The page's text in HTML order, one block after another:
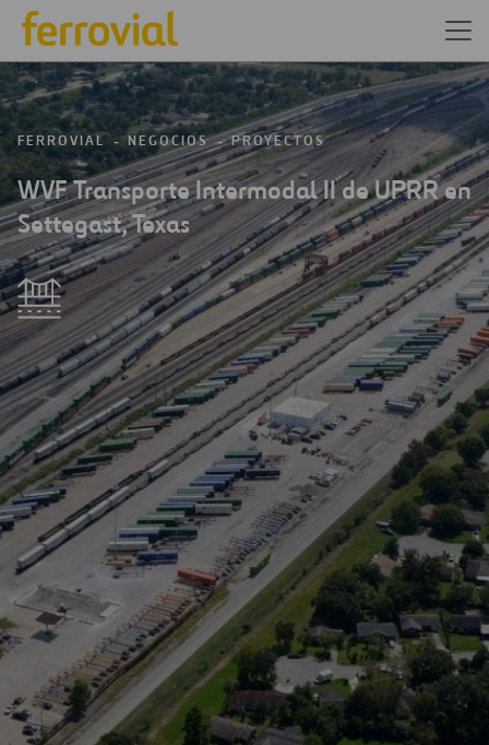
FERROVIAL NEGOCIOS PROYECTOS
WVF Transporte Intermodal II de UPRR en
Settegast, Texas